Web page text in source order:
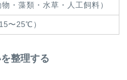
・藻類・水草・人工飼料）
〜25℃）
整理する